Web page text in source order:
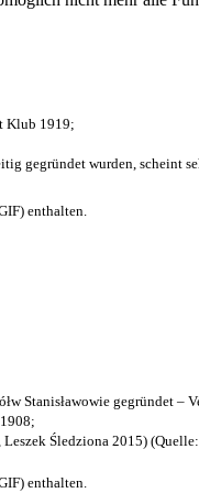
Klub 1919;
gegründet wurden, scheint
enthalten.
Stanisławowie gegründet –
Śledziona 2015)
enthalten.